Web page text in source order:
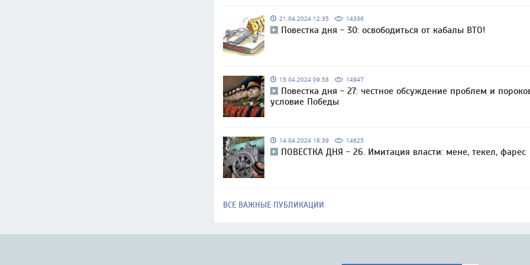
21.04.2024 12:35 14336
Повестка дня - 30: освободиться от кабалы ВТО!
15.04.2024 09:58 14947
Повестка дня - 27: честное обсуждение проблем и
условие Победы
14.04.2024 18:39 14625
ПОВЕСТКА ДНЯ - 26. Имитация власти: мене, текел, фарес
ВСЕ ВАЖНЫЕ ПУБЛИКАЦИИ